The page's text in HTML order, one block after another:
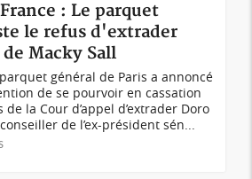
: Le parquet
le refus d'extrader
Macky Sall
général de Paris a annoncé
de se pourvoir en cassation
la Cour d’appel d’extrader Doro
de l’ex-président sén...